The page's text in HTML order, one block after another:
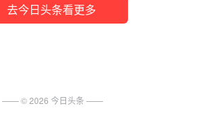
去今日头条看更多
—— ©2026 今日头条 ——